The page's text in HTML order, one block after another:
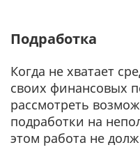
Подработка
Когда не хватает
своих финансовых
рассмотреть
подработки на
этом работа не